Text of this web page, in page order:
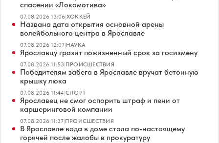
спасении «Локомотива»
07.08.2026 13:06|ХОККЕЙ
Названа дата открытия основной арены
волейбольного центра в Ярославле
07.08.2026 12:07|НАУКА
Ярославцу грозит пожизненный срок за госизмену
07.08.2026 11:53|ПРОИСШЕСТВИЯ
Победителям забега в Ярославле вручат бетонную
крышку люка
07.08.2026 11:44|СПОРТ
Ярославец не смог оспорить штраф и пени от
каршеринговой компании
07.08.2026 11:37|ПРОИСШЕСТВИЯ
В Ярославле вода в доме стала по-настоящему
горячей после жалобы в прокуратуру